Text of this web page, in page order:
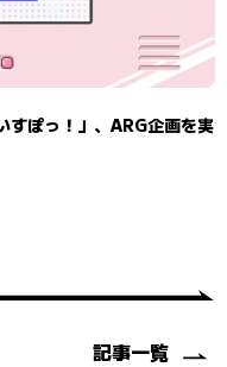
ぽっ！」、ARG企画を実
記事一覧